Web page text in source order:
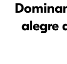
alegre